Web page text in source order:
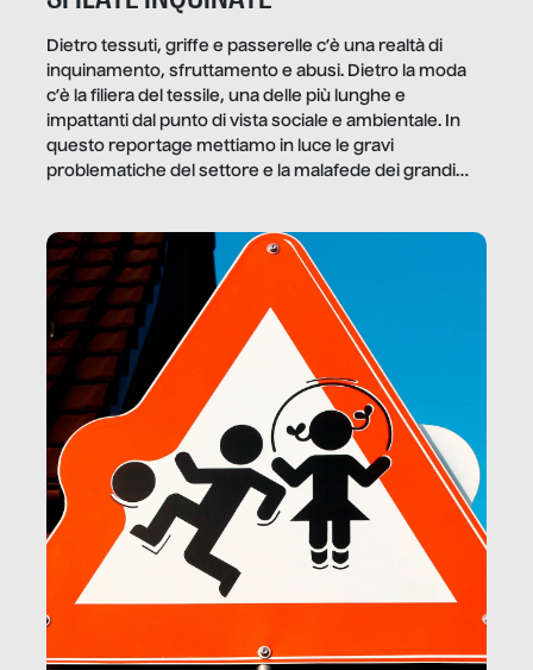
Dietro tessuti, griffe e passerelle c’è una realtà di
inquinamento, sfruttamento e abusi. Dietro la moda
c’è la filiera del tessile, una delle più lunghe e
impattanti dal punto di vista sociale e ambientale. In
questo reportage mettiamo in luce le gravi
problematiche del settore e la malafede dei grandi